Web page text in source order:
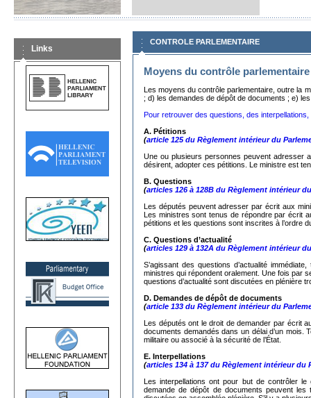
Links
CONTROLE PARLEMENTAIRE
Moyens du contrôle parlementaire
Les moyens du contrôle parlementaire, outre la
; d) les demandes de dépôt de documents ; e)
Pour retrouver des questions, des
A. Pétitions
(article 125 du Règlement intérieur du
Une ou plusieurs personnes peuvent adresser
désirent, adopter ces pétitions. Le ministre est
Β. Questions
(articles 126 à 128B du Règlement intérieur
Les députés peuvent adresser par écrit aux
Les ministres sont tenus de répondre par écrit
pétitions et les questions sont inscrites à l’ordre
C. Questions d’actualité
(articles 129 à 132A du Règlement intérieur
S’agissant des questions d’actualité
ministres qui répondent oralement. Une fois par
questions d’actualité sont discutées en plénière
D. Demandes de dépôt de documents
(article 133 du Règlement intérieur du
Les députés ont le droit de demander par écrit
documents demandés dans un délai d’un
militaire ou associé à la sécurité de l’État.
Ε. Interpellations
(articles 134 à 137 du Règlement intérieur du
Les interpellations ont pour but de contrôler
demande de dépôt de documents peuvent les